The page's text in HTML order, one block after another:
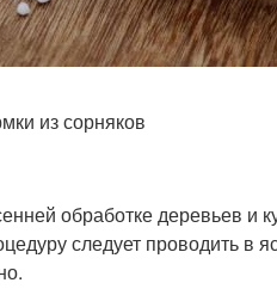
из сорняков
обработке деревьев и
следует проводить в